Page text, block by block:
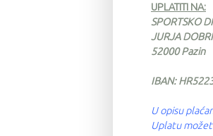
UPLATITI NA:
SPORTSKO
JURJA
52000 Pazin
IBAN:
U opisu
Uplatu